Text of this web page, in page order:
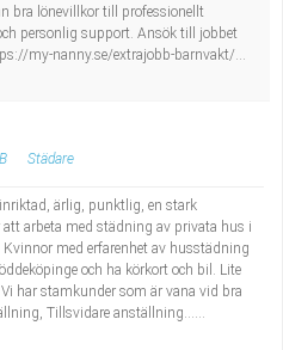
bra lönevillkor till professionellt
personlig support. Ansök till jobbet
my-nanny.se/extrajobb-barnvakt/...
Städare
ärlig, punktlig, en stark
arbeta med städning av privata hus i
med erfarenhet av husstädning
och ha körkort och bil. Lite
har stamkunder som är vana vid bra
Tillsvidare anställning......